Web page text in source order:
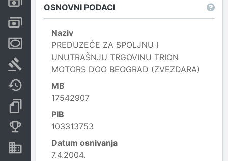
Menice i zaloge
Javne nabavke
Konkurentske kompanije
Nekretnine i imovina
OSNOVNI PODACI
Naziv
PREDUZEĆE ZA SPOLJNU I
UNUTRAŠNJU TRGOVINU TRION
MOTORS DOO BEOGRAD (ZVEZDARA)
MB
17542907
PIB
103313753
Datum osnivanja
7.4.2004.